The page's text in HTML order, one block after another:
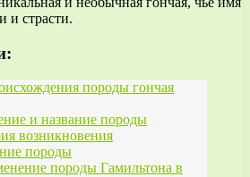
и страсти.
породы гончая
и название породы
возникновения
породы
породы Гамильтона в